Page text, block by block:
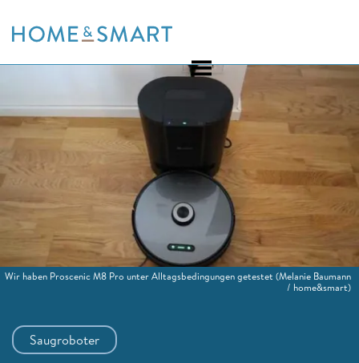
to
Saugroboter
Wir haben Proscenic M8 Pro unter Alltagsbedingungen getestet (Melanie Baumann
/ home&smart)